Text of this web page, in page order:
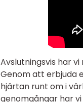
Avslutningsvis har
Genom att erbjuda
hjärtan runt om i
genomgångar har